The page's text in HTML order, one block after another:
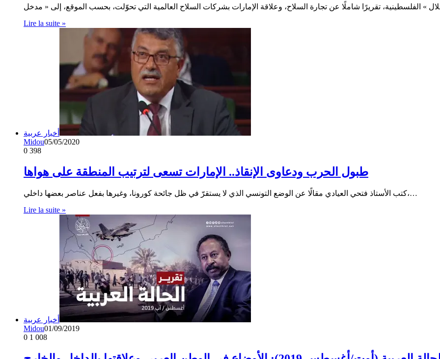
Lire la suite »
أخبار عربية
Midou05/05/2020
0 398
طبول الحرب ودعاوى الإنقاذ.. الإمارات تسعى لترتيب المنطقة على هواها
كتب الأستاذ فتحي العيادي مقالًا عن الوضع التونسي الذي لا يستقرّ في ظل جائحة كورونا، وغيرها بفعل عناصر بعضها داخلي،…
Lire la suite »
أخبار عربية
Midou01/09/2019
0 1 008